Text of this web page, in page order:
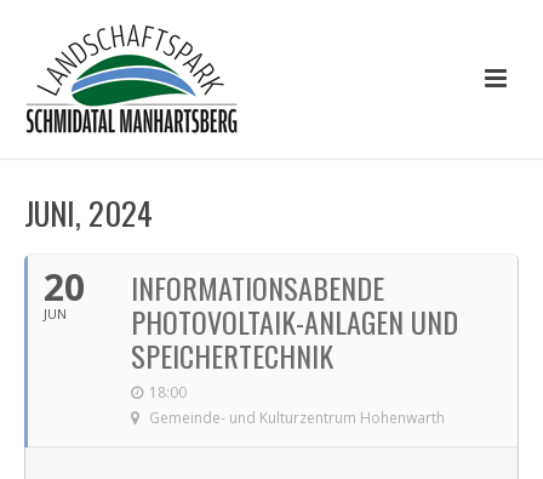
JUNI, 2024
20
JUN
INFORMATIONSABENDE
PHOTOVOLTAIK-ANLAGEN UND
SPEICHERTECHNIK
18:00
Gemeinde- und Kulturzentrum Hohenwarth